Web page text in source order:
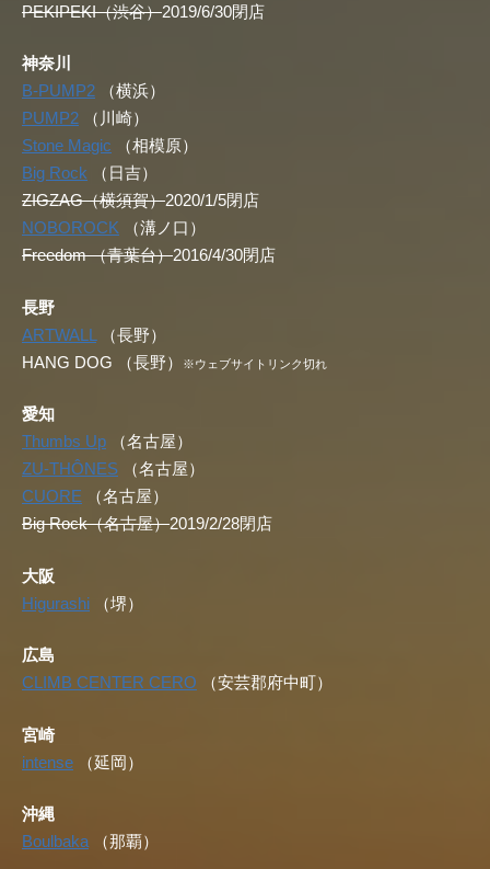
PEKIPEKI（渋谷）2019/6/30閉店
神奈川
B-PUMP2 （横浜）
PUMP2 （川崎）
Stone Magic （相模原）
Big Rock （日吉）
ZIGZAG（横須賀）2020/1/5閉店
NOBOROCK （溝ノ口）
Freedom （青葉台）2016/4/30閉店
長野
ARTWALL
（長野）
HANG DOG （長野）
※ウェブサイトリンク切れ
愛知
Thumbs Up （名古屋）
ZU-THÔNES （名古屋）
CUORE （名古屋）
Big Rock（名古屋）2019/2/28閉店
大阪
Higurashi （堺）
広島
CLIMB CENTER CERO （安芸郡府中町）
宮崎
intense （延岡）
沖縄
Boulbaka （那覇）